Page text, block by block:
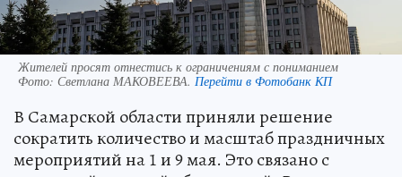
Жителей просят отнестись к ограничениям с пониманием
Фото: Светлана МАКОВЕЕВА. Перейти в Фотобанк КП
В Самарской области приняли решение
сократить количество и масштаб праздничных
мероприятий на 1 и 9 мая. Это связано с